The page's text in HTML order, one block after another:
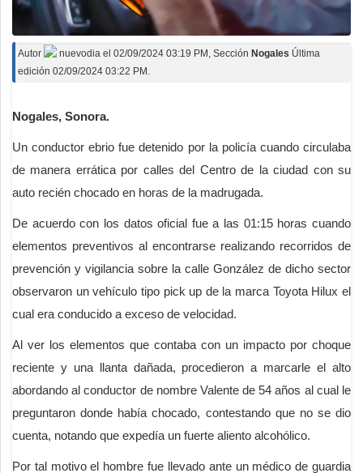
Autor nuevodia el 02/09/2024 03:19 PM , Sección Nogales Última
edición 02/09/2024 03:22 PM.
Nogales, Sonora.
Un conductor ebrio fue detenido por la policía cuando circulaba
de manera errática por calles del Centro de la ciudad con su
auto recién chocado en horas de la madrugada.
De acuerdo con los datos oficial fue a las 01:15 horas cuando
elementos preventivos al encontrarse realizando recorridos de
prevención y vigilancia sobre la calle González de dicho sector
observaron un vehículo tipo pick up de la marca Toyota Hilux el
cual era conducido a exceso de velocidad.
Al ver los elementos que contaba con un impacto por choque
reciente y una llanta dañada, procedieron a marcarle el alto
abordando al conductor de nombre Valente de 54 años al cual le
preguntaron donde había chocado, contestando que no se dio
cuenta, notando que expedía un fuerte aliento alcohólico.
Por tal motivo el hombre fue llevado ante un médico de guardia